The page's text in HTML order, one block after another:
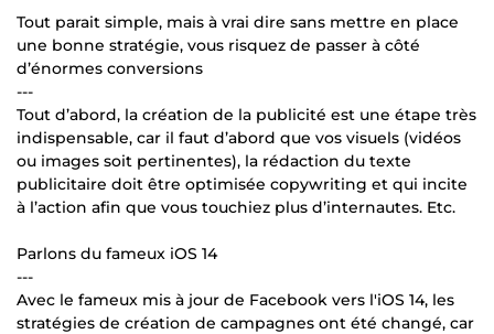
Tout parait simple, mais à vrai dire sans mettre en place
une bonne stratégie, vous risquez de passer à côté
d’énormes conversions
---
Tout d’abord, la création de la publicité est une étape très
indispensable, car il faut d’abord que vos visuels (vidéos
ou images soit pertinentes), la rédaction du texte
publicitaire doit être optimisée copywriting et qui incite
à l’action afin que vous touchiez plus d’internautes. Etc.
Parlons du fameux iOS 14
---
Avec le fameux mis à jour de Facebook vers l'iOS 14, les
stratégies de création de campagnes ont été changé, car